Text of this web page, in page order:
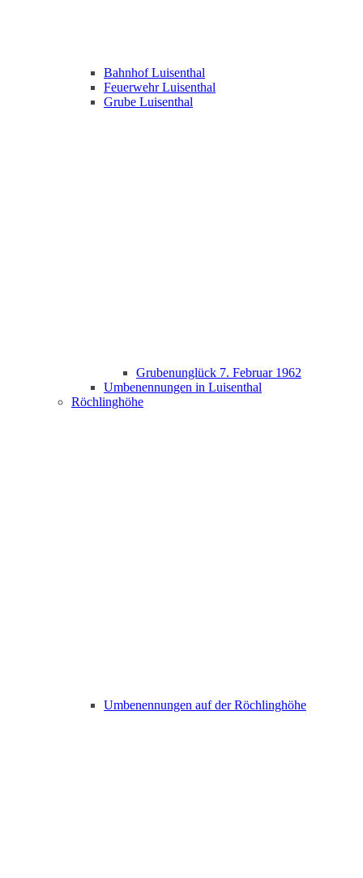
Bahnhof Luisenthal
Feuerwehr Luisenthal
Grube Luisenthal
Grubenunglück 7. Februar 1962
Umbenennungen in Luisenthal
Röchlinghöhe
Umbenennungen auf der Röchlinghöhe